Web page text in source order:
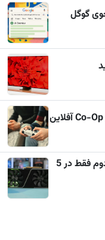
آموزش تست سلامت کارت گرافیک دست‌دوم فقط در 5